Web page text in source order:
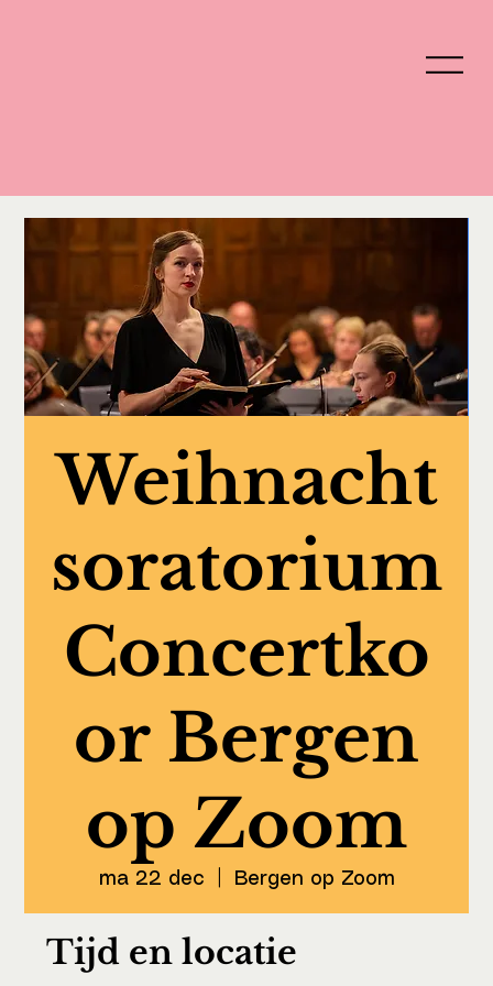
Weihnacht
soratorium
Concertko
or Bergen
op Zoom
ma 22 dec Bergen op Zoom
Tijd en locatie